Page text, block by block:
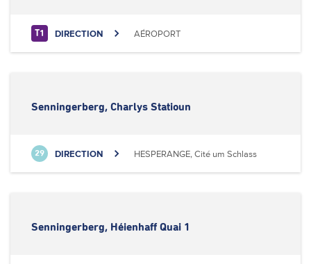
T1 DIRECTION AÉROPORT
Senningerberg, Charlys Statioun
29 DIRECTION HESPERANGE, Cité um Schlass
Senningerberg, Héienhaff Quai 1